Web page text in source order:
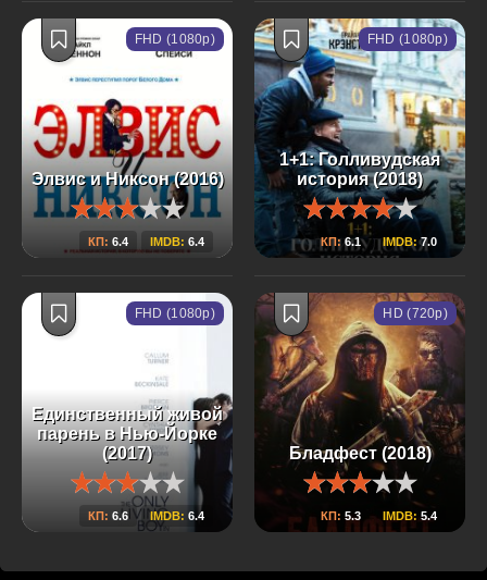
Элвис и Никсон (2016)
КП: 6.4 IMDB: 6.4
FHD (1080p)
1+1: Голливудская
история (2018)
КП: 6.1 IMDB:7.0
FHD (1080p)
Единственный живой
парень в Нью-Йорке
(2017)
КП: 6.6 IMDB: 6.4
FHD (1080p)
Бладфест (2018)
КП: 5.3 IMDB: 5.4
HD (720p)